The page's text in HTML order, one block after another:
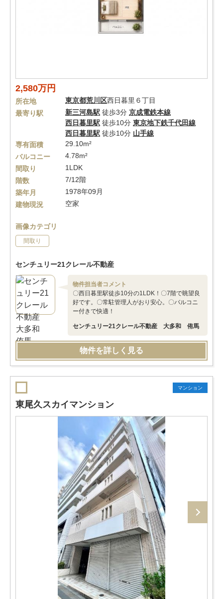
2,580万円
所在地 東京都荒川区西日暮里６丁目
最寄り駅
新三河島駅 徒歩3分 京成電鉄本線
西日暮里駅 徒歩10分 東京地下鉄千代田線
西日暮里駅 徒歩10分 山手線
専有面積
29.10m²
バルコニー
4.78m²
間取り
1LDK
階数
7/12階
築年月
1978年09月
建物現況
空家
画像カテゴリ
間取り
センチュリー21クレール不動産
物件担当者コメント
〇西日暮里駅徒歩10分の1LDK！〇7階で眺望良
好です。〇常駐管理人がおり安心。〇バルコニ
ー付きで快適！
センチュリー21クレール不動産 大多和 侑馬
物件を詳しく見る
マンション
東尾久スカイマンション